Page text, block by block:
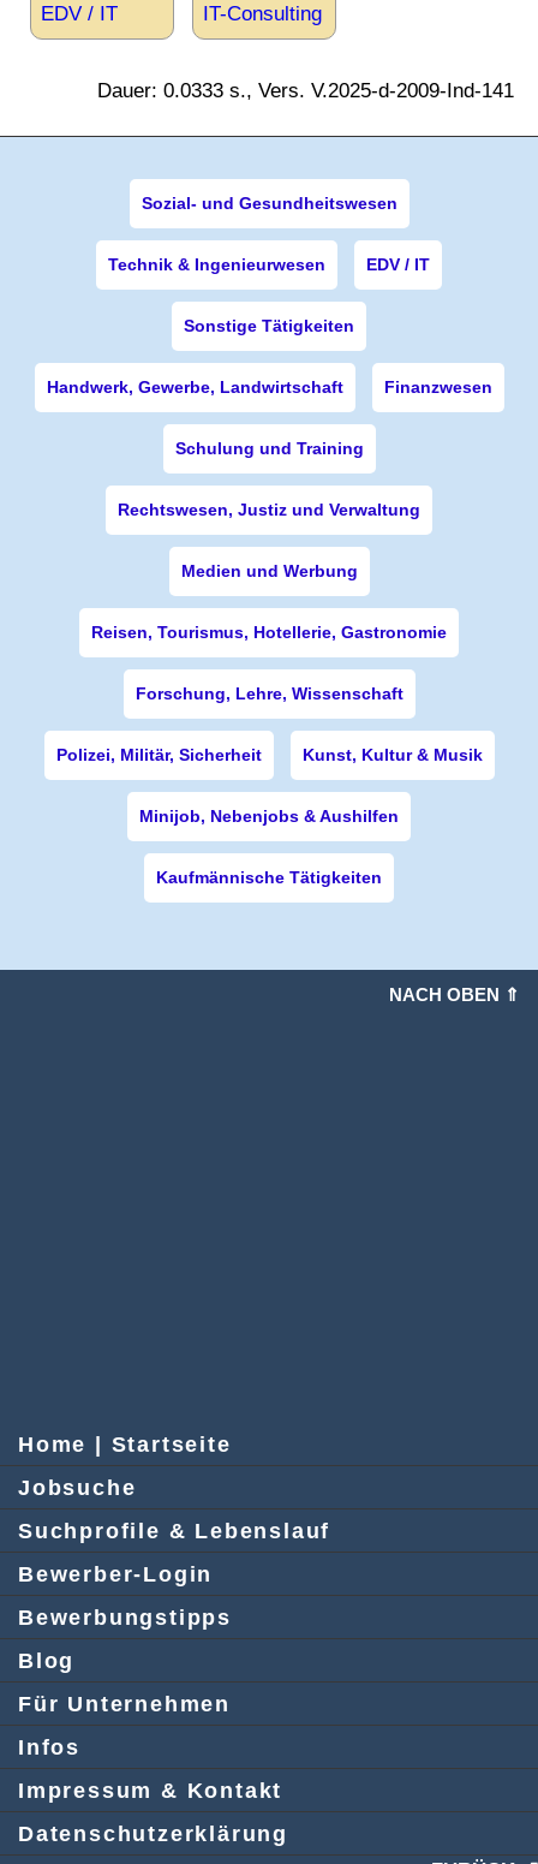
EDV / IT IT-Consulting
Dauer: 0.0333 s., Vers. V.2025-d-2009-Ind-141
Sozial- und Gesundheitswesen
Technik & Ingenieurwesen EDV / IT
Sonstige Tätigkeiten
Handwerk, Gewerbe, Landwirtschaft Finanzwesen
Schulung und Training
Rechtswesen, Justiz und Verwaltung
Medien und Werbung
Reisen, Tourismus, Hotellerie, Gastronomie
Forschung, Lehre, Wissenschaft
Polizei, Militär, Sicherheit Kunst, Kultur & Musik
Minijob, Nebenjobs & Aushilfen
Kaufmännische Tätigkeiten
NACH OBEN ⇑
Home | Startseite
Jobsuche
Suchprofile & Lebenslauf
Bewerber-Login
Bewerbungstipps
Blog
Für Unternehmen
Infos
Impressum & Kontakt
Datenschutzerklärung